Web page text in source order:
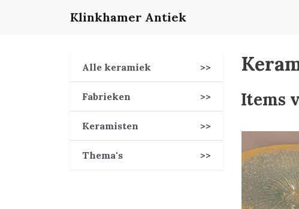
Klinkhamer Antiek
Alle keramiek >>
Fabrieken >>
Keramisten >>
Thema's >>
Items